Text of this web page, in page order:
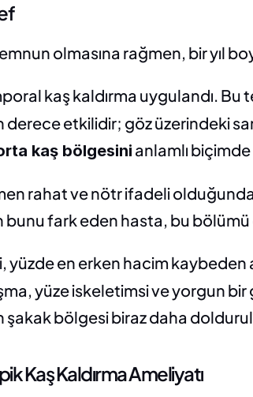
olmasına rağmen, bir yıl
kaş kaldırma uygulandı. Bu
derece etkilidir; göz üzerindeki
kaş bölgesini anlamlı
rahat ve nötr ifadeli olduğunda
bunu fark eden hasta, bu
yüzde en erken hacim kaybeden
yüze iskeletimsi ve yorgun bir
bölgesi biraz daha
Kaş Kaldırma Ameliyatı